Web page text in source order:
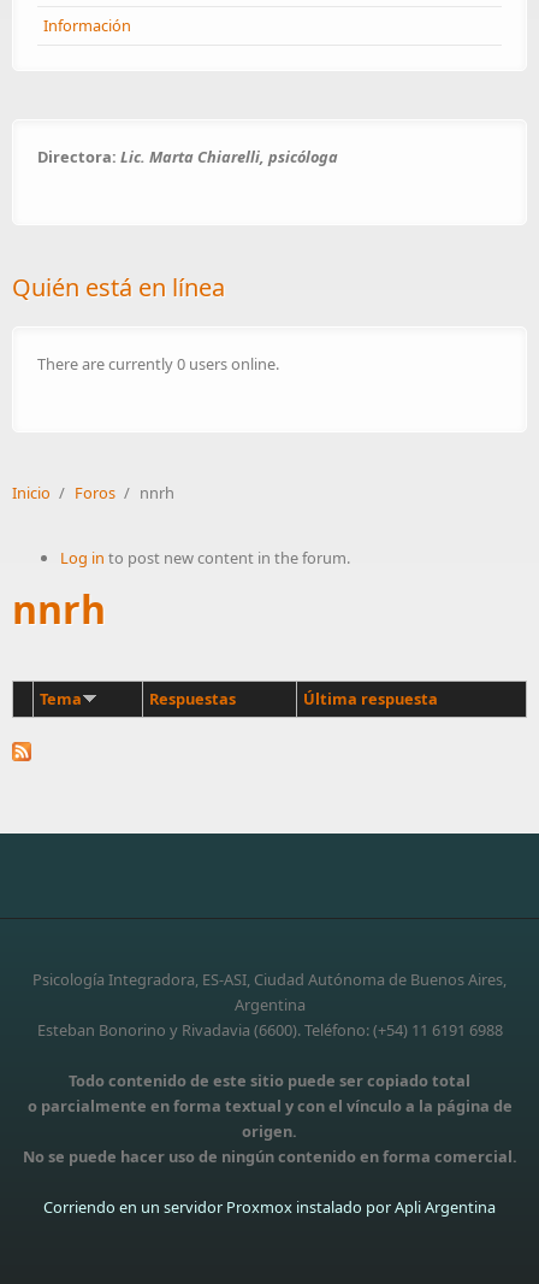
Información
Directora: Lic. Marta Chiarelli, psicóloga
Quién está en línea
There are currently 0 users online.
Inicio / Foros / nnrh
Log in to post new content in the forum.
nnrh
Tema Respuestas Última respuesta
Psicología Integradora, ES-ASI, Ciudad Autónoma de Buenos Aires,
Argentina
Esteban Bonorino y Rivadavia (6600). Teléfono: (+54) 11 6191 6988
Todo contenido de este sitio puede ser copiado total
o parcialmente en forma textual y con el vínculo a la página de
origen.
No se puede hacer uso de ningún contenido en forma comercial.
Corriendo en un servidor Proxmox instalado por Apli Argentina